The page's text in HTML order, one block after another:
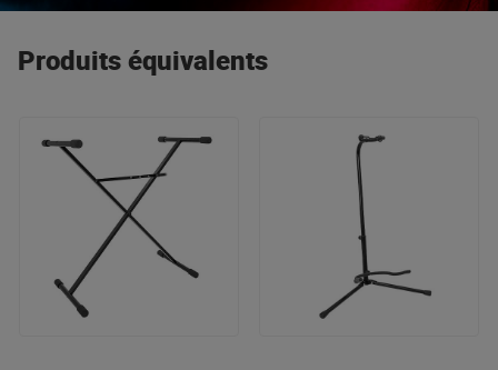
Produits équivalents